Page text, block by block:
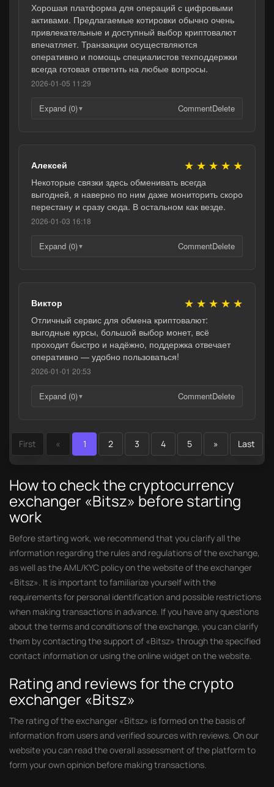
Хорошая платформа для операций с цифровыми
активами. Предлагаемые котировки обычно очень
привлекательные и доступный выбор криптовалют
впечатляет. Транзакции осуществляются
оперативно и помощь специалистов техподдержки
всегда готовая ответить на любые вопросы.
2026-01-05 11:29
Expand (0)▼ CommentDelete
Алексей ★ ★ ★ ★ ★
Некоторые связки здесь обменивать всегда
выгодней, я наверно по ним даже мониторить скоро
перестану и сразу сюда. В остальном как везде.
2026-01-03 16:18
Expand (0)▼ CommentDelete
Виктор ★ ★ ★ ★ ★
Отличный сервис для обмена криптовалют:
выгодные курсы, большой выбор монет, всё
проходит быстро и надёжно, поддержка отвечает
оперативно — удобно пользоваться!
2026-01-01 20:53
Expand (0)▼ CommentDelete
First « 1 2 3 4 5 » Last
How to check the cryptocurrency
exchanger «Bitsz» before starting
work
Before starting work, we recommend that you clarify all the
information regarding the rules and regulations of the exchange,
as well as the AML/KYC policy on the website of the exchanger
«Bitsz». It is important to familiarize yourself with the
requirements for personal identification and possible restrictions
when making transactions in advance. If you have any questions
about the terms and conditions of the exchange, you can clarify
them by contacting the support of «Bitsz» through the specified
contact information or using the online widget on the website.
Rating and reviews for the crypto
exchanger «Bitsz»
The rating of the exchanger «Bitsz» is formed on the basis of
information from users and verified sources with reviews. On our
website you can read the overall assessment of the platform to
form your own opinion before making transactions.